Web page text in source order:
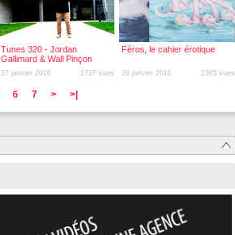
Tunes 320 - Jordan
Gallimard & Wall Pinçon
27 janvier 2016 1737 vues
Féros, le cahier érotique
26 janvier 2016 2365 vues
6 7 > >|